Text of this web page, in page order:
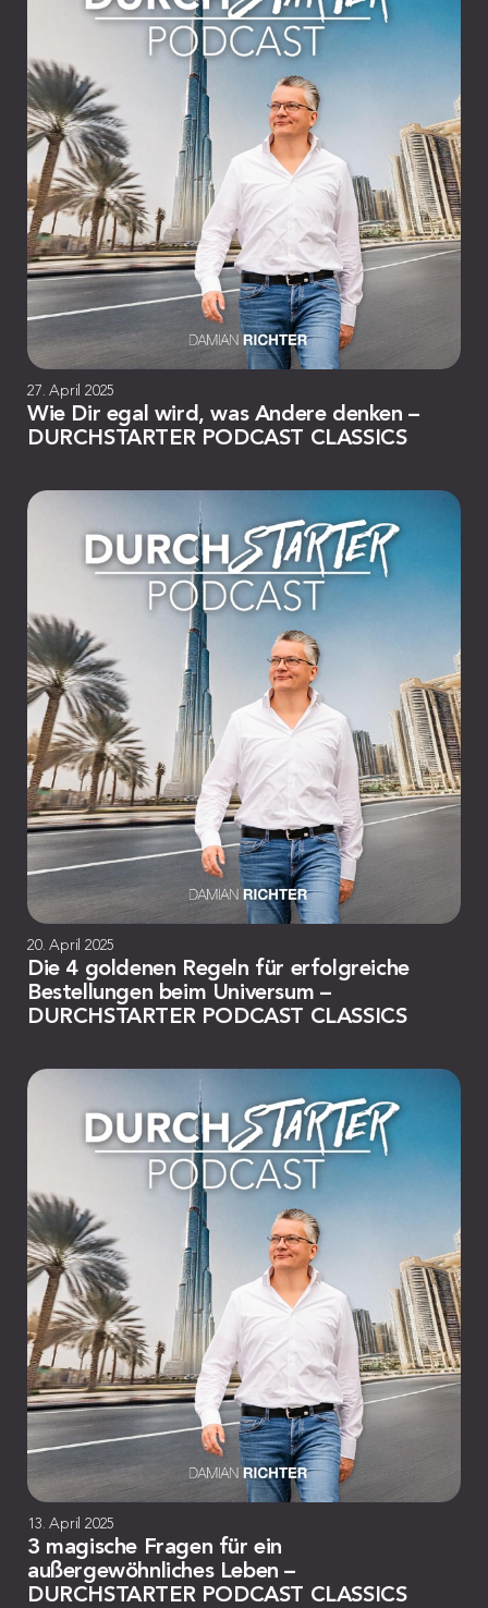
27. April 2025
Wie Dir egal wird, was Andere denken –
DURCHSTARTER PODCAST CLASSICS
20. April 2025
Die 4 goldenen Regeln für erfolgreiche
Bestellungen beim Universum –
DURCHSTARTER PODCAST CLASSICS
13. April 2025
3 magische Fragen für ein
außergewöhnliches Leben –
DURCHSTARTER PODCAST CLASSICS